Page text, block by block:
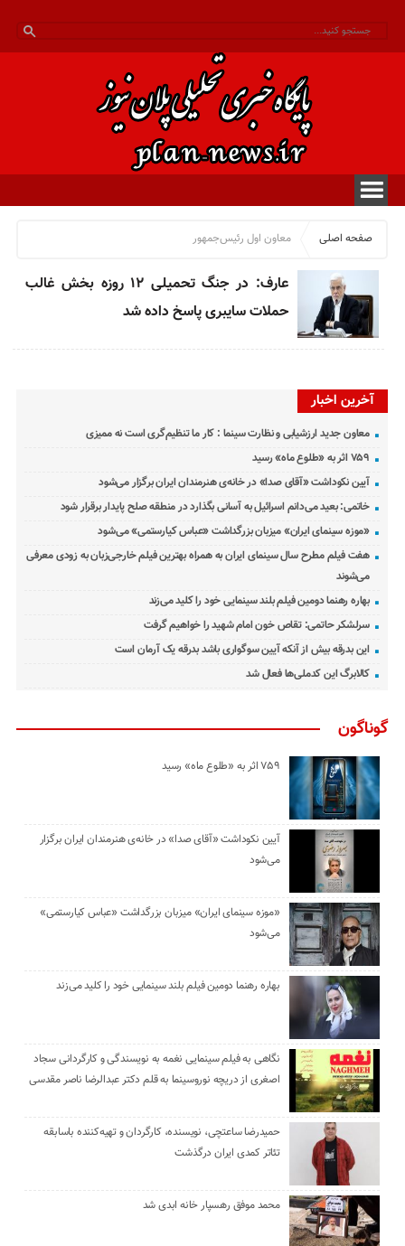
صفحه اصلی معاون اول رئیس‌جمهور
عارف: در جنگ تحمیلی ۱۲ روزه بخش غالب
حملات سایبری پاسخ داده شد
آخرین اخبار
معاون جدید ارزشیابی و نظارت سینما : کار ما تنظیم‌گری است نه ممیزی
۷۵۹ اثر به «طلوع ماه» رسید
آیین نکوداشت «آقای صدا» در خانه‌ی هنرمندان ایران برگزار می‌شود
خاتمی: بعید می‌دانم اسرائیل به آسانی بگذارد در منطقه صلح پایدار برقرار شود
«موزه سینمای ایران» میزبان بزرگداشت «عباس کیارستمی» می‌شود
هفت فیلم مطرح سال سینمای ایران به همراه بهترین فیلم خارجی‌زبان به زودی معرفی
می‌شوند
بهاره رهنما دومین فیلم بلند سینمایی خود را کلید می‌زند
سرلشکر حاتمی: تقاص خون امام شهید را خواهیم گرفت
این بدرقه بیش از آنکه آیین سوگواری باشد بدرقه یک آرمان است
کالابرگ این کدملی‌ها فعال شد
گوناگون
۷۵۹ اثر به «طلوع ماه» رسید
آیین نکوداشت «آقای صدا» در خانه‌ی هنرمندان ایران برگزار
می‌شود
«موزه سینمای ایران» میزبان بزرگداشت «عباس کیارستمی»
می‌شود
بهاره رهنما دومین فیلم بلند سینمایی خود را کلید می‌زند
نگاهی به فیلم سینمایی نغمه به نویسندگی و کارگردانی سجاد
اصغری از دریچه نوروسینما به قلم دکتر عبدالرضا ناصر مقدسی
حمیدرضا ساعتچی، نویسنده، کارگردان و تهیه‌کننده باسابقه
تئاتر کمدی ایران درگذشت
محمد موفق رهسپار خانه ابدی شد